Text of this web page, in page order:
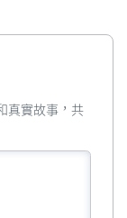
真實故事，共